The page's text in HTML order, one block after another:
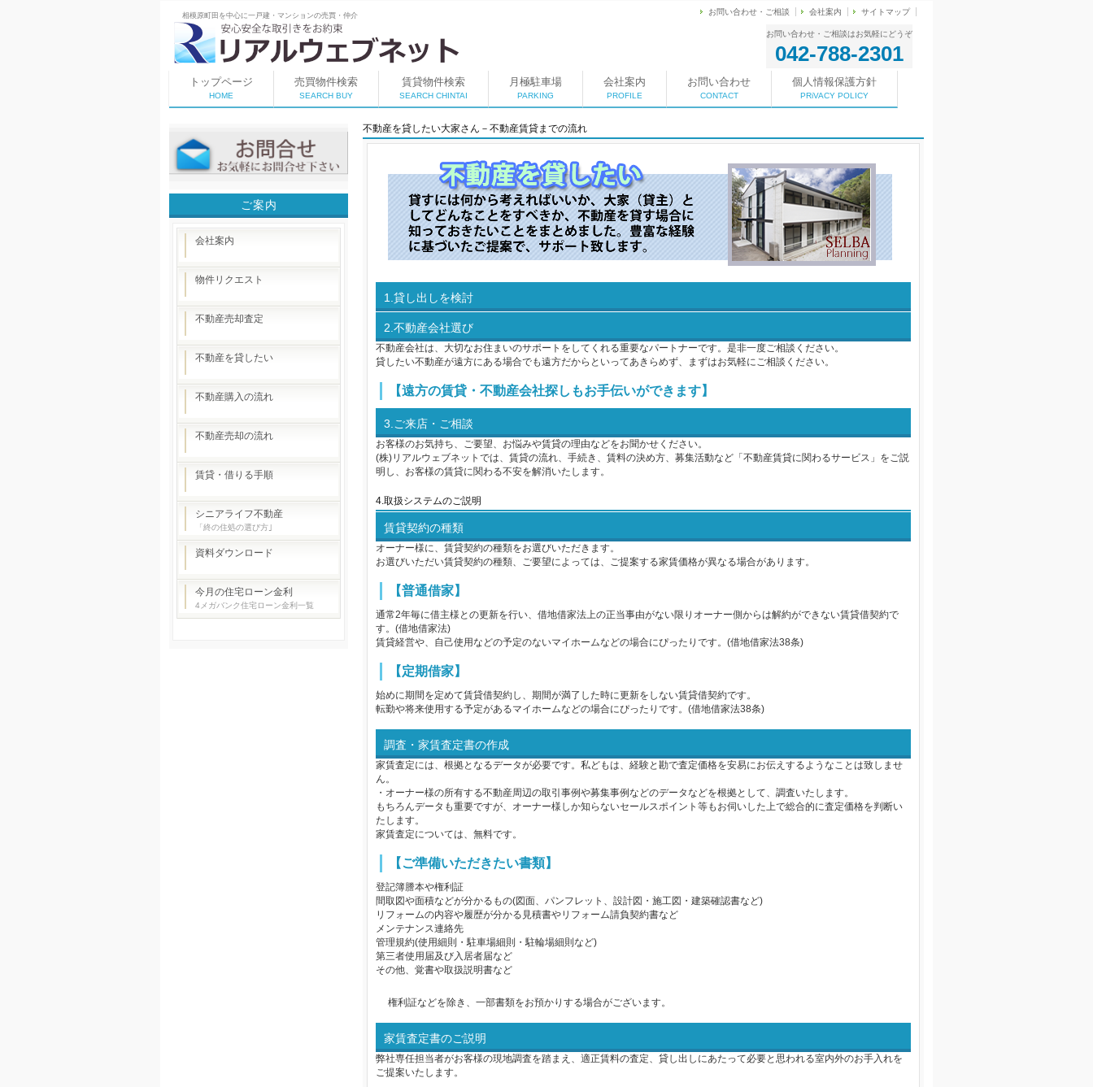
相模原町田を中心に一戸建・マンションの売買・仲介
お問い合わせ・ご相談はお気軽にどうぞ
042-788-2301
お問い合わせ・ご相談 会社案内 サイトマップ
トップページ
HOME
売買物件検索
SEARCH BUY
賃貸物件検索
SEARCH CHINTAI
月極駐車場
PARKING
会社案内
PROFILE
お問い合わせ
CONTACT
個人情報保護方針
PRiVACY POLICY
不動産を貸したい大家さん－不動産賃貸までの流れ
1.貸し出しを検討
2.不動産会社選び
不動産会社は、大切なお住まいのサポートをしてくれる重要なパートナーです。是非一度ご相談ください。
貸したい不動産が遠方にある場合でも遠方だからといってあきらめず、まずはお気軽にご相談ください。
【遠方の賃貸・不動産会社探しもお手伝いができます】
3.ご来店・ご相談
お客様のお気持ち、ご要望、お悩みや賃貸の理由などをお聞かせください。
(株)リアルウェブネットでは、賃貸の流れ、手続き、賃料の決め方、募集活動など「不動産賃貸に関わるサービス」をご説
明し、お客様の賃貸に関わる不安を解消いたします。
4.取扱システムのご説明
賃貸契約の種類
オーナー様に、賃貸契約の種類をお選びいただきます。
お選びいただい賃貸契約の種類、ご要望によっては、ご提案する家賃価格が異なる場合があります。
【普通借家】
通常2年毎に借主様との更新を行い、借地借家法上の正当事由がない限りオーナー側からは解約ができない賃貸借契約で
す。(借地借家法)
賃貸経営や、自己使用などの予定のないマイホームなどの場合にぴったりです。(借地借家法38条)
【定期借家】
始めに期間を定めて賃貸借契約し、期間が満了した時に更新をしない賃貸借契約です。
転勤や将来使用する予定があるマイホームなどの場合にぴったりです。(借地借家法38条)
調査・家賃査定書の作成
家賃査定には、根拠となるデータが必要です。私どもは、経験と勘で査定価格を安易にお伝えするようなことは致しませ
ん。
・オーナー様の所有する不動産周辺の取引事例や募集事例などのデータなどを根拠として、調査いたします。
もちろんデータも重要ですが、オーナー様しか知らないセールスポイント等もお伺いした上で総合的に査定価格を判断い
たします。
家賃査定については、無料です。
【ご準備いただきたい書類】
登記簿謄本や権利証
間取図や面積などが分かるもの(図面、パンフレット、設計図・施工図・建築確認書など)
リフォームの内容や履歴が分かる見積書やリフォーム請負契約書など
メンテナンス連絡先
管理規約(使用細則・駐車場細則・駐輪場細則など)
第三者使用届及び入居者届など
その他、覚書や取扱説明書など
権利証などを除き、一部書類をお預かりする場合がございます。
家賃査定書のご説明
弊社専任担当者がお客様の現地調査を踏まえ、適正賃料の査定、貸し出しにあたって必要と思われる室内外のお手入れを
ご提案いたします。
ご案内
会社案内
物件リクエスト
不動産売却査定
不動産を貸したい
不動産購入の流れ
不動産売却の流れ
賃貸・借りる手順
シニアライフ不動産
「終の住処の選び方｣
資料ダウンロード
今月の住宅ローン金利
4メガバンク住宅ローン金利一覧